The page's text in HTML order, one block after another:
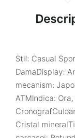
Stil: Casual
DamaDisplay:
mecanism:
ATMIndica:
Cristal